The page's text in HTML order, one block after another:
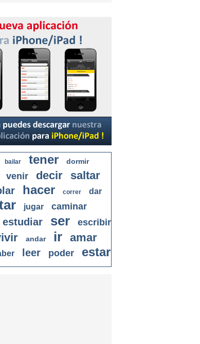
bailar tener dormir
venir decir saltar
hacer correr dar
jugar caminar
estudiar ser escribir
andar ir amar
leer poder estar